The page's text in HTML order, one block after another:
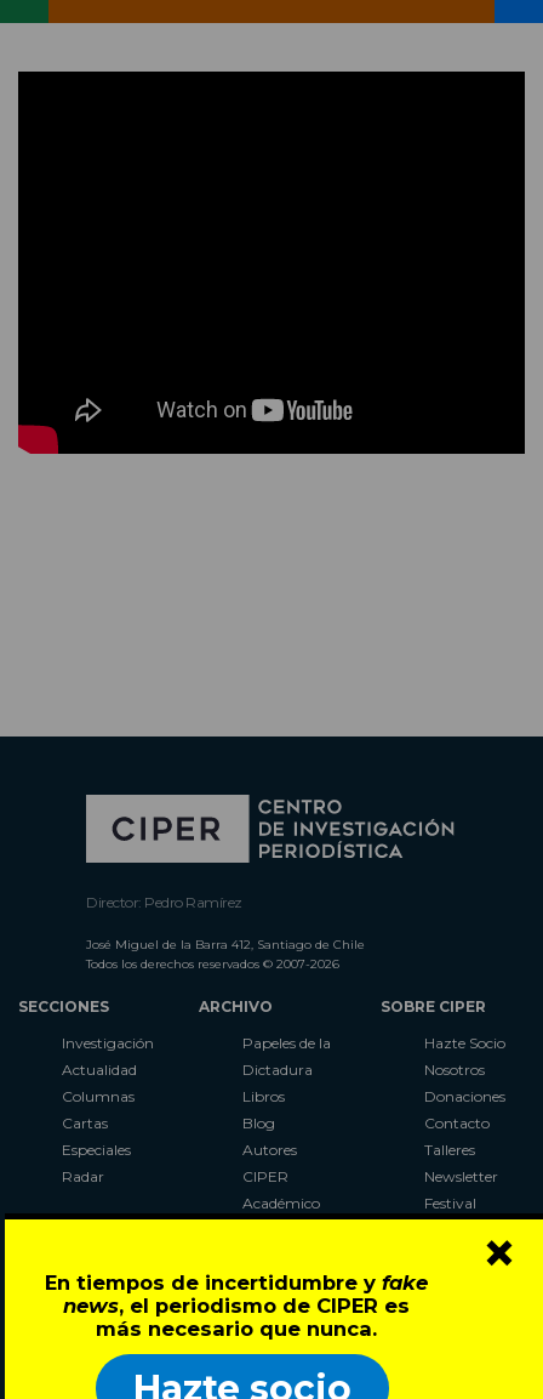
En tiempos de incertidumbre y fake
news, el periodismo de CIPER es
más necesario que nunca.
Hazte socio
×
Director: Pedro Ramírez
José Miguel de la Barra 412, Santiago de Chile
Todos los derechos reservados © 2007-2026
SECCIONES
Investigación
Actualidad
Columnas
Cartas
Especiales
Radar
ARCHIVO
Papeles de la
Dictadura
Libros
Blog
Autores
CIPER
Académico
Al Plebiscito
con CIPER
SOBRE CIPER
Hazte Socio
Nosotros
Donaciones
Contacto
Talleres
Newsletter
Festival